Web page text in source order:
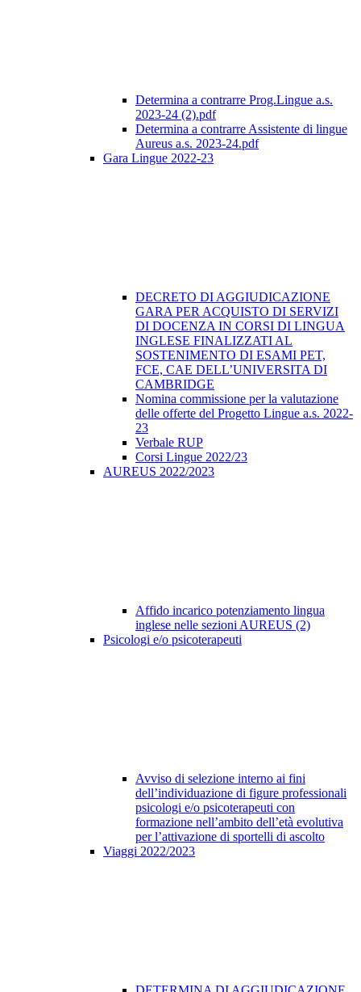
Determina a contrarre Prog.Lingue a.s.
2023-24 (2).pdf
Determina a contrarre Assistente di lingue
Aureus a.s. 2023-24.pdf
Gara Lingue 2022-23
DECRETO DI AGGIUDICAZIONE
GARA PER ACQUISTO DI SERVIZI
DI DOCENZA IN CORSI DI LINGUA
INGLESE FINALIZZATI AL
SOSTENIMENTO DI ESAMI PET,
FCE, CAE DELL’UNIVERSITA DI
CAMBRIDGE
Nomina commissione per la valutazione
delle offerte del Progetto Lingue a.s. 2022-
23
Verbale RUP
Corsi Lingue 2022/23
AUREUS 2022/2023
Affido incarico potenziamento lingua
inglese nelle sezioni AUREUS (2)
Psicologi e/o psicoterapeuti
Avviso di selezione interno ai fini
dell’individuazione di figure professionali
psicologi e/o psicoterapeuti con
formazione nell’ambito dell’età evolutiva
per l’attivazione di sportelli di ascolto
Viaggi 2022/2023